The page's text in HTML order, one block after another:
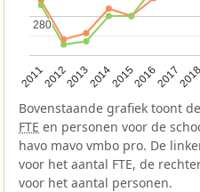
2011201220132014201520162017
280
280
Bovenstaande grafiek toont
FTE en personen voor de
havo mavo vmbo pro. De
voor het aantal FTE, de
voor het aantal personen.